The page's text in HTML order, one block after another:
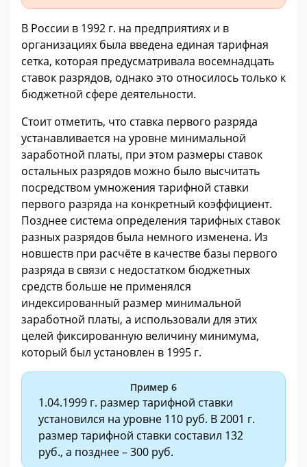
В России в 1992 г. на предприятиях и в
организациях была введена единая тарифная
сетка, которая предусматривала восемнадцать
ставок разрядов, однако это относилось только к
бюджетной сфере деятельности.
Стоит отметить, что ставка первого разряда
устанавливается на уровне минимальной
заработной платы, при этом размеры ставок
остальных разрядов можно было высчитать
посредством умножения тарифной ставки
первого разряда на конкретный коэффициент.
Позднее система определения тарифных ставок
разных разрядов была немного изменена. Из
новшеств при расчёте в качестве базы первого
разряда в связи с недостатком бюджетных
средств больше не применялся
индексированный размер минимальной
заработной платы, а использовали для этих
целей фиксированную величину минимума,
который был установлен в 1995 г.
Пример 6
1.04.1999 г. размер тарифной ставки
установился на уровне 110 руб. В 2001 г.
размер тарифной ставки составил 132
руб., а позднее – 300 руб.